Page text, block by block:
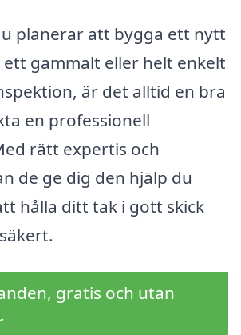
planerar att bygga ett nytt
gammalt eller helt enkelt
är det alltid en bra
en professionell
rätt expertis och
de ge dig den hjälp du
hålla ditt tak i gott skick
gratis och utan